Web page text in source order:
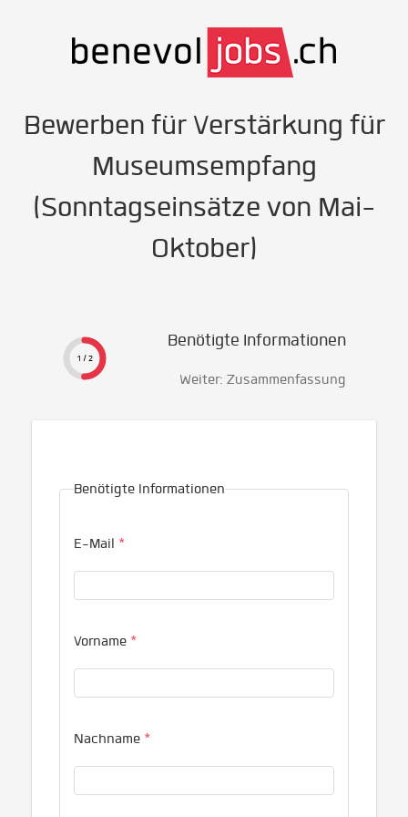
Bewerben für Verstärkung für
Museumsempfang
(Sonntagseinsätze von Mai-
Oktober)
1 / 2
Benötigte Informationen
Weiter: Zusammenfassung
Benötigte Informationen
E-Mail *
Vorname *
Nachname *